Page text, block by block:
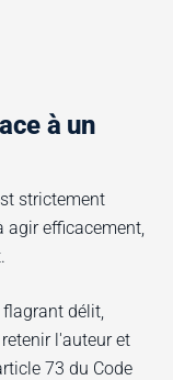
à un
strictement
agir efficacement,
délit,
l'auteur et
73 du Code